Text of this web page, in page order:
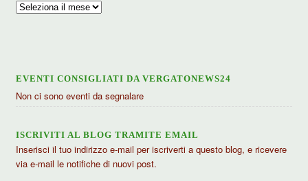
Archivio
EVENTI CONSIGLIATI DA VERGATONEWS24
Non ci sono eventi da segnalare
ISCRIVITI AL BLOG TRAMITE EMAIL
Inserisci il tuo indirizzo e-mail per iscriverti a questo blog, e ricevere
via e-mail le notifiche di nuovi post.